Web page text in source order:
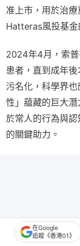
准上市，用於治
Hatteras風投基金
2024年4月，索
患者，直到成年
污名化，科學界
性」藴藏的巨大
於常人的行為與
的關鍵助力。
在Google
追蹤《香港01》